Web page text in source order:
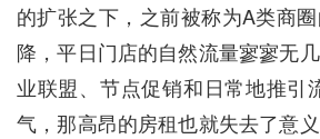
的扩张之下，之前被称为A类商
降，平日门店的自然流量寥寥无
业联盟、节点促销和日常地推引
气，那高昂的房租也就失去了意